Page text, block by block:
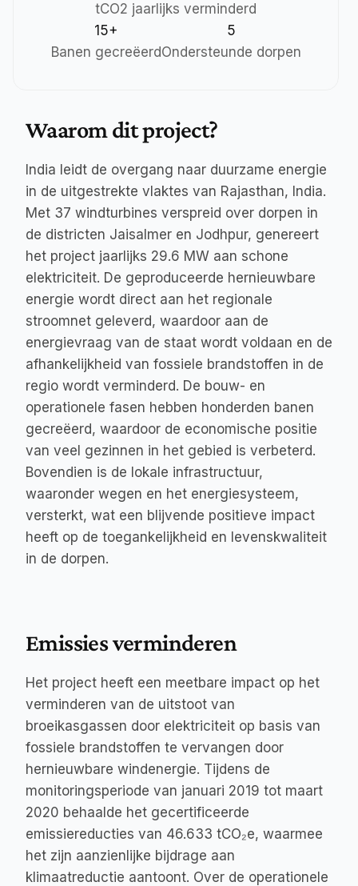
tCO2 jaarlijks verminderd
15+
Banen gecreëerd
5
Ondersteunde dorpen
Waarom dit project?
India leidt de overgang naar duurzame energie
in de uitgestrekte vlaktes van Rajasthan, India.
Met 37 windturbines verspreid over dorpen in
de districten Jaisalmer en Jodhpur, genereert
het project jaarlijks 29.6 MW aan schone
elektriciteit. De geproduceerde hernieuwbare
energie wordt direct aan het regionale
stroomnet geleverd, waardoor aan de
energievraag van de staat wordt voldaan en de
afhankelijkheid van fossiele brandstoffen in de
regio wordt verminderd. De bouw- en
operationele fasen hebben honderden banen
gecreëerd, waardoor de economische positie
van veel gezinnen in het gebied is verbeterd.
Bovendien is de lokale infrastructuur,
waaronder wegen en het energiesysteem,
versterkt, wat een blijvende positieve impact
heeft op de toegankelijkheid en levenskwaliteit
in de dorpen.
Emissies verminderen
Het project heeft een meetbare impact op het
verminderen van de uitstoot van
broeikasgassen door elektriciteit op basis van
fossiele brandstoffen te vervangen door
hernieuwbare windenergie. Tijdens de
monitoringsperiode van januari 2019 tot maart
2020 behaalde het gecertificeerde
emissiereducties van 46.633 tCO₂e, waarmee
het zijn aanzienlijke bijdrage aan
klimaatreductie aantoont. Over de operationele